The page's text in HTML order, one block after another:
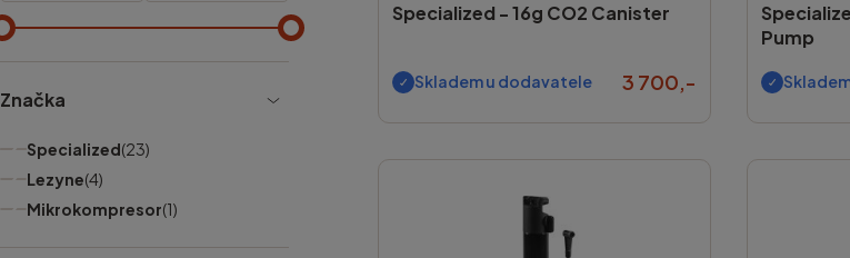
Značka
Specialized(23)
Lezyne(4)
Mikrokompresor(1)
Specialized -16g CO2 Canister
Skladem u dodavatele 3 700,-
Pump